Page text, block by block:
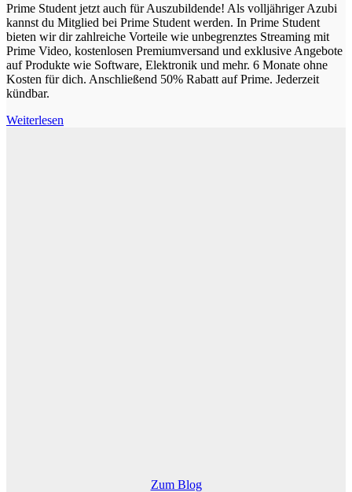
Prime Student jetzt auch für Auszubildende! Als volljähriger Azubi
kannst du Mitglied bei Prime Student werden. In Prime Student
bieten wir dir zahlreiche Vorteile wie unbegrenztes Streaming mit
Prime Video, kostenlosen Premiumversand und exklusive Angebote
auf Produkte wie Software, Elektronik und mehr. 6 Monate ohne
Kosten für dich. Anschließend 50% Rabatt auf Prime. Jederzeit
kündbar.
Weiterlesen
Zum Blog